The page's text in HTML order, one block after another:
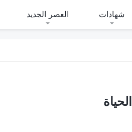
شهادات العصر الجديد